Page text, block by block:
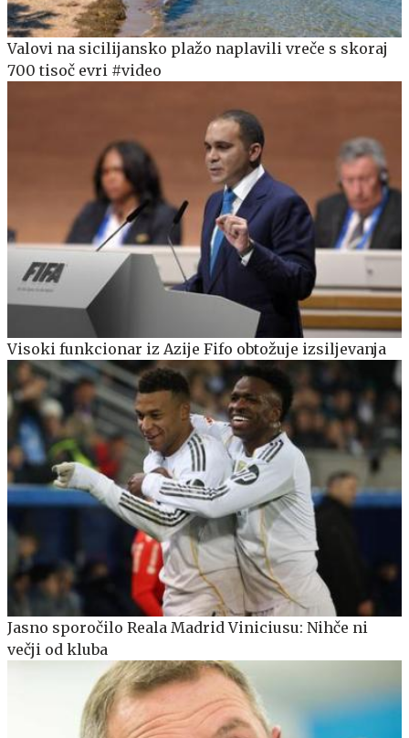
Valovi na sicilijansko plažo naplavili vreče s skoraj
700 tisoč evri #video
Visoki funkcionar iz Azije Fifo obtožuje izsiljevanja
Jasno sporočilo Reala Madrid Viniciusu: Nihče ni
večji od kluba